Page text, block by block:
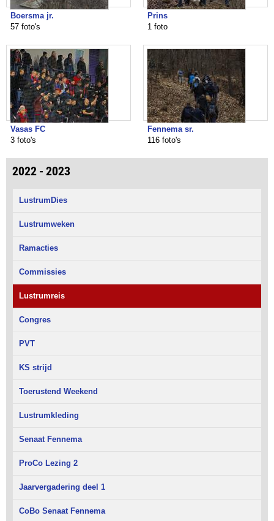
Boersma jr.
57 foto's
Prins
1 foto
Vasas FC
3 foto's
Fennema sr.
116 foto's
2022 - 2023
LustrumDies
Lustrumweken
Ramacties
Commissies
Lustrumreis
Congres
PVT
KS strijd
Toerustend Weekend
Lustrumkleding
Senaat Fennema
ProCo Lezing 2
Jaarvergadering deel 1
CoBo Senaat Fennema